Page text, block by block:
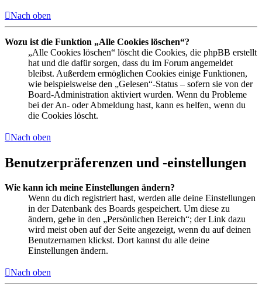
Nach oben
Wozu ist die Funktion „Alle Cookies löschen“?
„Alle Cookies löschen“ löscht die Cookies, die phpBB erstellt
hat und die dafür sorgen, dass du im Forum angemeldet
bleibst. Außerdem ermöglichen Cookies einige Funktionen,
wie beispielsweise den „Gelesen“-Status – sofern sie von der
Board-Administration aktiviert wurden. Wenn du Probleme
bei der An- oder Abmeldung hast, kann es helfen, wenn du
die Cookies löscht.
Nach oben
Benutzerpräferenzen und -einstellungen
Wie kann ich meine Einstellungen ändern?
Wenn du dich registriert hast, werden alle deine Einstellungen
in der Datenbank des Boards gespeichert. Um diese zu
ändern, gehe in den „Persönlichen Bereich“; der Link dazu
wird meist oben auf der Seite angezeigt, wenn du auf deinen
Benutzernamen klickst. Dort kannst du alle deine
Einstellungen ändern.
Nach oben